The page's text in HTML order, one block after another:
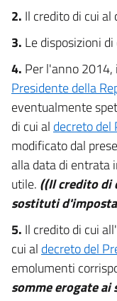
2. Il credito di cui
3. Le disposizioni
4. Per l'anno
Presidente della
eventualmente
di cui al decreto del
modificato dal
alla data di entrata
utile. ((Il credito di
sostituti
5. Il credito di cui
cui al decreto del
emolumenti
somme erogate